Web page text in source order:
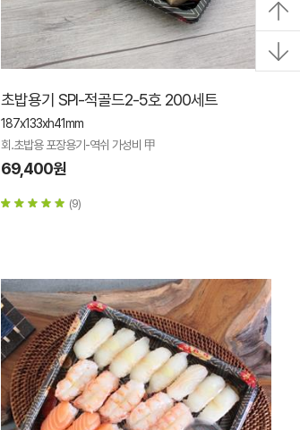
초밥용기 SPI-적골드2-5호 200세트
187x133xh41mm
회.초밥용 포장용기-역쉬 가성비 甲
69,400원
(9)